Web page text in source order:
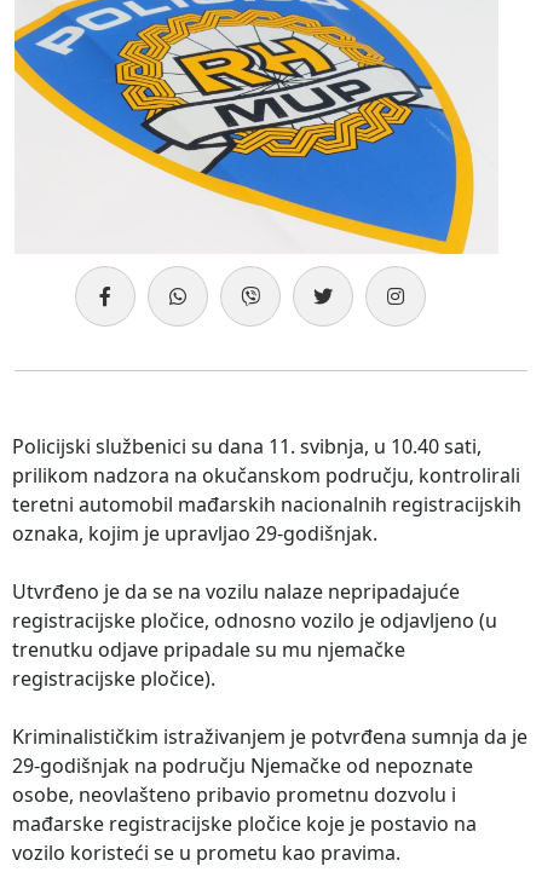
Policijski službenici su dana 11. svibnja, u 10.40 sati,
prilikom nadzora na okučanskom području, kontrolirali
teretni automobil mađarskih nacionalnih registracijskih
oznaka, kojim je upravljao 29-godišnjak.
Utvrđeno je da se na vozilu nalaze nepripadajuće
registracijske pločice, odnosno vozilo je odjavljeno (u
trenutku odjave pripadale su mu njemačke
registracijske pločice).
Kriminalističkim istraživanjem je potvrđena sumnja da je
29-godišnjak na području Njemačke od nepoznate
osobe, neovlašteno pribavio prometnu dozvolu i
mađarske registracijske pločice koje je postavio na
vozilo koristeći se u prometu kao pravima.